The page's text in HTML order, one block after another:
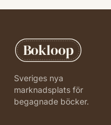
Bokloop
Sveriges nya
marknadsplats för
begagnade böcker.